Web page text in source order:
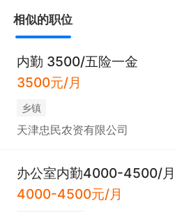
相似的职位
内勤 3500/五险一金
3500元/月
乡镇
天津忠民农资有限公司
办公室内勤4000-4500/月
4000-4500元/月